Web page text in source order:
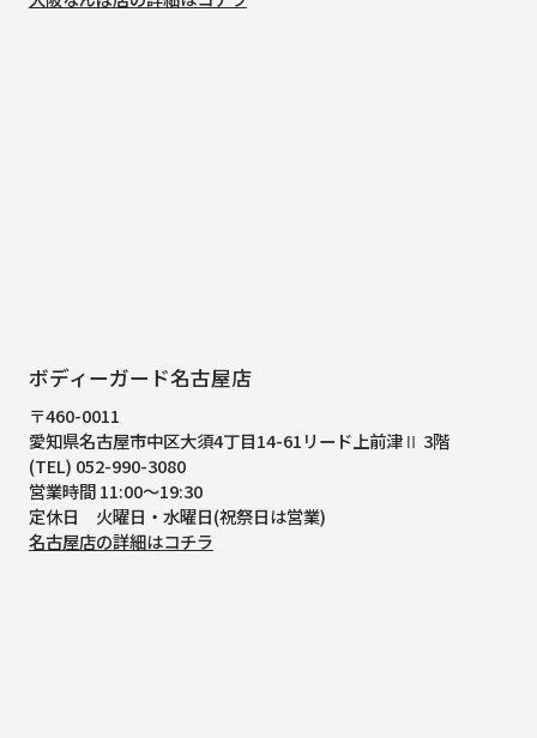
ボディーガード名古屋店
〒460-0011
愛知県名古屋市中区大須4丁目14-61リード上前津Ⅱ 3階
(TEL) 052-990-3080
営業時間 11:00～19:30
定休日 火曜日・水曜日(祝祭日は営業)
名古屋店の詳細はコチラ